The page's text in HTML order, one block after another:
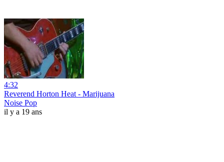
4:32
Reverend Horton Heat - Marijuana
Noise Pop
il y a 19 ans